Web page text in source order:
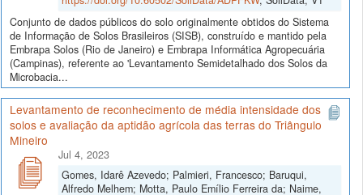
Conjunto de dados públicos do solo originalmente obtidos do Sistema
de Informação de Solos Brasileiros (SISB), construído e mantido pela
Embrapa Solos (Rio de Janeiro) e Embrapa Informática Agropecuária
(Campinas), referente ao 'Levantamento Semidetalhado dos Solos da
Microbacia...
Levantamento de reconhecimento de média intensidade dos
solos e avaliação da aptidão agrícola das terras do Triângulo
Mineiro
Jul 4, 2023
Gomes, Idarê Azevedo; Palmieri, Francesco; Baruqui,
Alfredo Melhem; Motta, Paulo Emílio Ferreira da; Naime,